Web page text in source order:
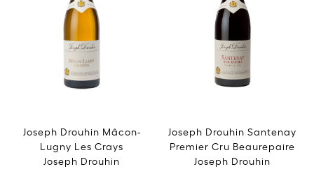
Joseph Drouhin Mâcon-
Lugny Les Crays
Joseph Drouhin
Joseph Drouhin Santenay
Premier Cru Beaurepaire
Joseph Drouhin